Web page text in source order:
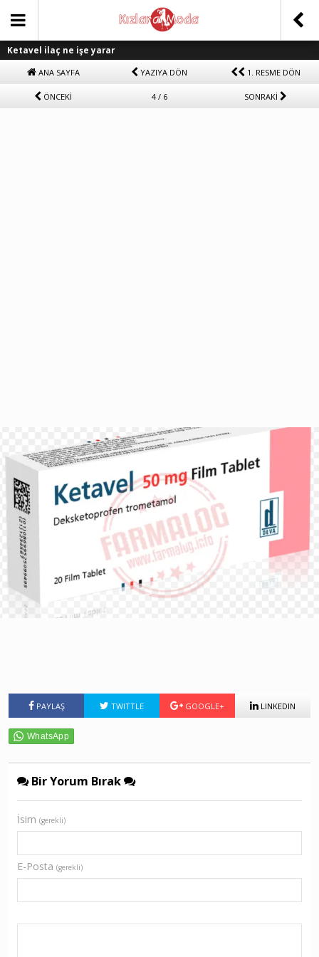
Ketavel ilaç ne işe yarar
ANA SAYFA YAZIYA DÖN 1. RESME DÖN
ÖNCEKİ 4 / 6 SONRAKİ
PAYLAŞ TWITTLE GOOGLE+ LINKEDIN
Bir Yorum Bırak
İsim (gerekli)
E-Posta (gerekli)